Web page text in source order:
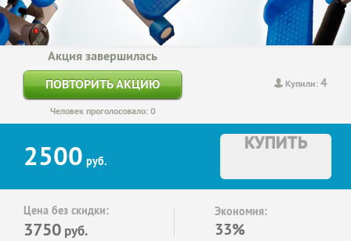
Купили:4
Акция завершилась
ПОВТОРИТЬ АКЦИЮ
Человек проголосовало: 0
2500 руб.
КУПИТЬ
Цена без скидки:
3750 руб.
Экономия:
33%